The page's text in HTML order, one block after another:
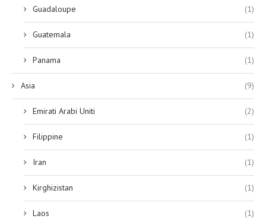
Guadaloupe (1)
Guatemala (1)
Panama (1)
Asia (9)
Emirati Arabi Uniti (2)
Filippine (1)
Iran (1)
Kirghizistan (1)
Laos (1)